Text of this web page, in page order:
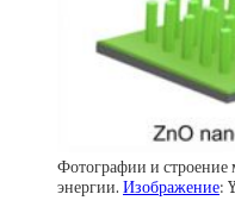
Фотографии и строение
энергии. Изображение: